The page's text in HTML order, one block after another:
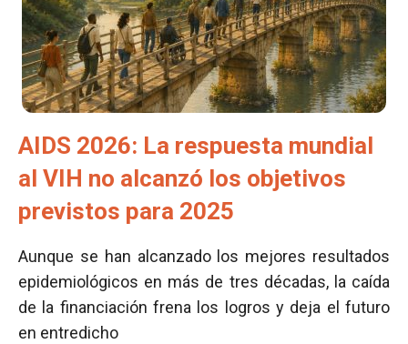
AIDS 2026: La respuesta mundial
al VIH no alcanzó los objetivos
previstos para 2025
Aunque se han alcanzado los mejores resultados
epidemiológicos en más de tres décadas, la caída
de la financiación frena los logros y deja el futuro
en entredicho